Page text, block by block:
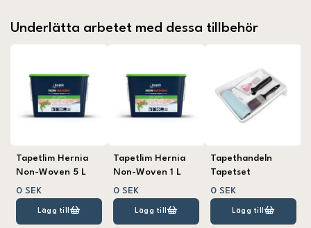
Underlätta arbetet med dessa tillbehör
Tapetlim Hernia
Non-Woven 5 L
0 SEK
Lägg till
Tapetlim Hernia
Non-Woven 1 L
0 SEK
Lägg till
Tapethandeln
Tapetset
0 SEK
Lägg till